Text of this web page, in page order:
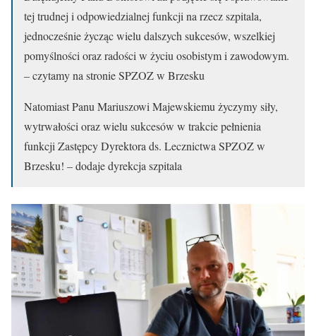
tej trudnej i odpowiedzialnej funkcji na rzecz szpitala,
jednocześnie życząc wielu dalszych sukcesów, wszelkiej
pomyślności oraz radości w życiu osobistym i zawodowym.
– czytamy na stronie SPZOZ w Brzesku
Natomiast Panu Mariuszowi Majewskiemu życzymy siły,
wytrwałości oraz wielu sukcesów w trakcie pełnienia
funkcji Zastępcy Dyrektora ds. Lecznictwa SPZOZ w
Brzesku! – dodaje dyrekcja szpitala